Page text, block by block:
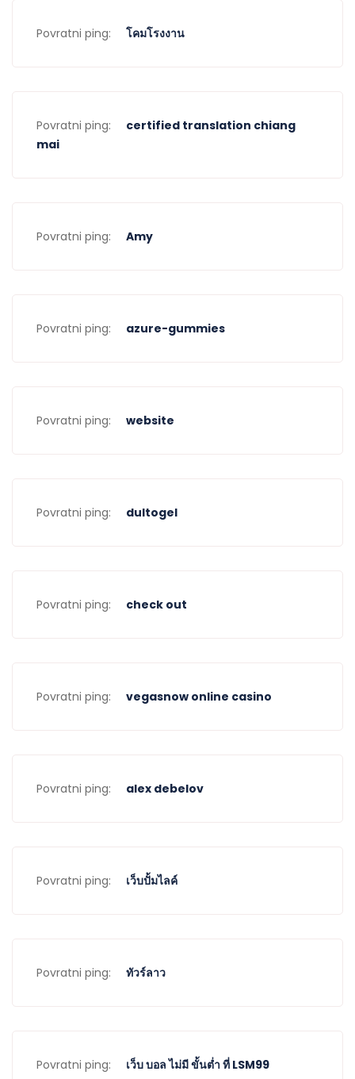
Povratni ping: โคมโรงงาน
Povratni ping:
certified translation chiang
mai
Povratni ping: Amy
Povratni ping: azure-gummies
Povratni ping: website
Povratni ping: dultogel
Povratni ping: check out
Povratni ping: vegasnow online casino
Povratni ping: alex debelov
Povratni ping: เว็บปั้มไลค์
Povratni ping: ทัวร์ลาว
Povratni ping: เว็บ บอล ไม่มี ขั้นต่ำ ที่ LSM99